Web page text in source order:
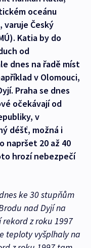
oceánu
Český
Katia by do
od
dnes na řadě míst
v Olomouci,
Praha se dnes
očekávají od
v
déšť, možná i
napršet 20 až 40
hrozí nebezpečí
ke 30 stupňům
nad Dyjí na
rekord z roku 1997
teploty vyšplhaly na